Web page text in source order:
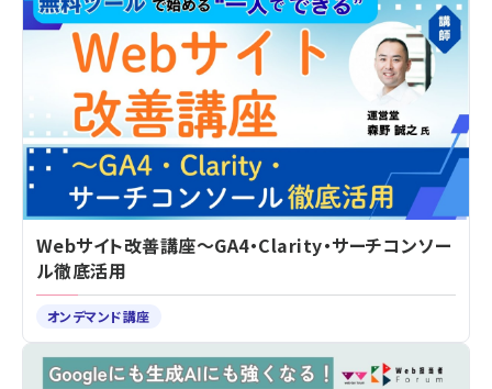
Webサイト改善講座～GA4・Clarity・サーチコンソー
ル徹底活用
オンデマンド講座